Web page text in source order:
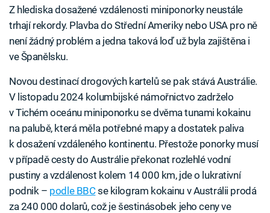
Z hlediska dosažené vzdálenosti miniponorky neustále
trhají rekordy. Plavba do Střední Ameriky nebo USA pro ně
není žádný problém a jedna taková loď už byla zajištěna i
ve Španělsku.
Novou destinací drogových kartelů se pak stává Austrálie.
V listopadu 2024 kolumbijské námořnictvo zadrželo
v Tichém oceánu miniponorku se dvěma tunami kokainu
na palubě, která měla potřebné mapy a dostatek paliva
k dosažení vzdáleného kontinentu. Přestože ponorky musí
v případě cesty do Austrálie překonat rozlehlé vodní
pustiny a vzdálenost kolem 14 000 km, jde o lukrativní
podnik – podle BBCse kilogram kokainu v Austrálii prodá
za 240 000 dolarů, což je šestinásobek jeho ceny ve